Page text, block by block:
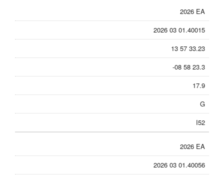
2026 EA
2026 03 01.40015
13 57 33.23
-08 58 23.3
17.9
G
I52
2026 EA
2026 03 01.40056